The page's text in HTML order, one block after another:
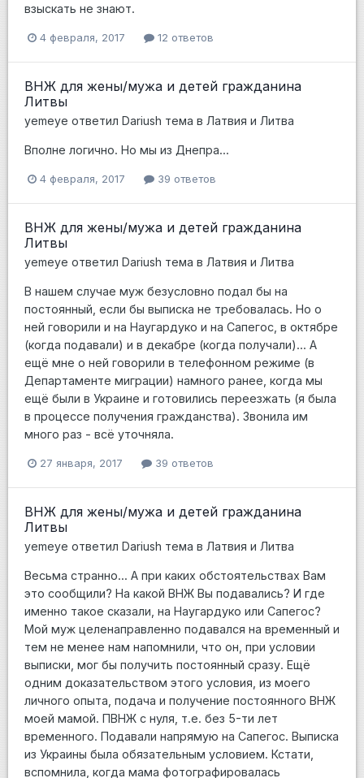
взыскать не знают.
4 февраля, 2017 12 ответов
ВНЖ для жены/мужа и детей гражданина
Литвы
yemeye ответил Dariush тема в Латвия и Литва
Вполне логично. Но мы из Днепра...
4 февраля, 2017 39 ответов
ВНЖ для жены/мужа и детей гражданина
Литвы
yemeye ответил Dariush тема в Латвия и Литва
В нашем случае муж безусловно подал бы на
постоянный, если бы выписка не требовалась. Но о
ней говорили и на Наугардуко и на Сапегос, в октябре
(когда подавали) и в декабре (когда получали)... А
ещё мне о ней говорили в телефонном режиме (в
Департаменте миграции) намного ранее, когда мы
ещё были в Украине и готовились переезжать (я была
в процессе получения гражданства). Звонила им
много раз - всё уточняла.
27 января, 2017 39 ответов
ВНЖ для жены/мужа и детей гражданина
Литвы
yemeye ответил Dariush тема в Латвия и Литва
Весьма странно... А при каких обстоятельствах Вам
это сообщили? На какой ВНЖ Вы подавались? И где
именно такое сказали, на Наугардуко или Сапегос?
Мой муж целенаправленно подавался на временный и
тем не менее нам напомнили, что он, при условии
выписки, мог бы получить постоянный сразу. Ещё
одним доказательством этого условия, из моего
личного опыта, подача и получение постоянного ВНЖ
моей мамой. ПВНЖ с нуля, т.е. без 5-ти лет
временного. Подавали напрямую на Сапегос. Выписка
из Украины была обязательным условием. Кстати,
вспомнила, когда мама фотографировалась